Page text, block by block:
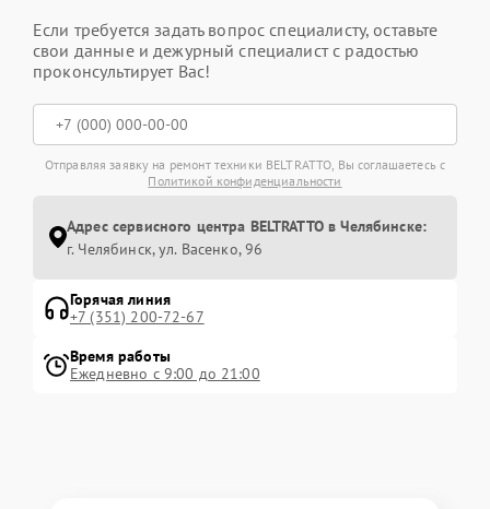
Если требуется задать вопрос специалисту, оставьте
свои данные и дежурный специалист с радостью
проконсультирует Вас!
Отправляя заявку на ремонт техники BELTRATTO, Вы соглашаетесь с
Политикой конфиденциальности
Адрес сервисного центра BELTRATTO в Челябинске:
г. Челябинск, ул. Васенко, 96
Горячая линия
+7 (351) 200-72-67
Время работы
Ежедневно с 9:00 до 21:00